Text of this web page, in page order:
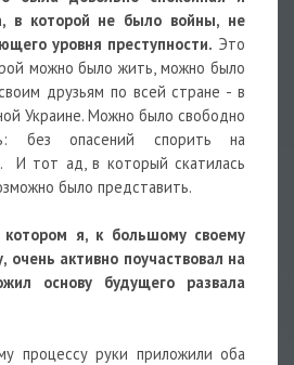
в которой не было войны, не
уровня преступности. Это
можно было жить, можно было
друзьям по всей стране - в
Украине. Можно было свободно
без опасений спорить на
И тот ад, в который скатилась
было представить.
я, к большому своему
активно поучаствовал на
основу будущего развала
процессу руки приложили оба